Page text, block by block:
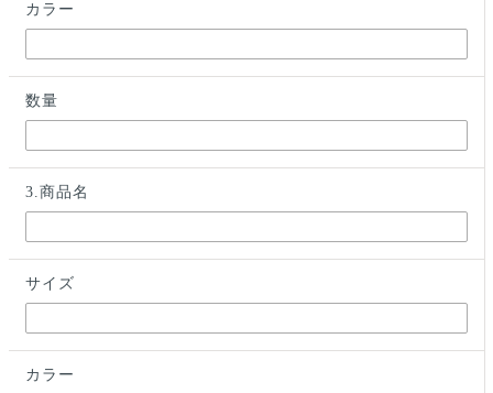
カラー
数量
3.商品名
サイズ
カラー